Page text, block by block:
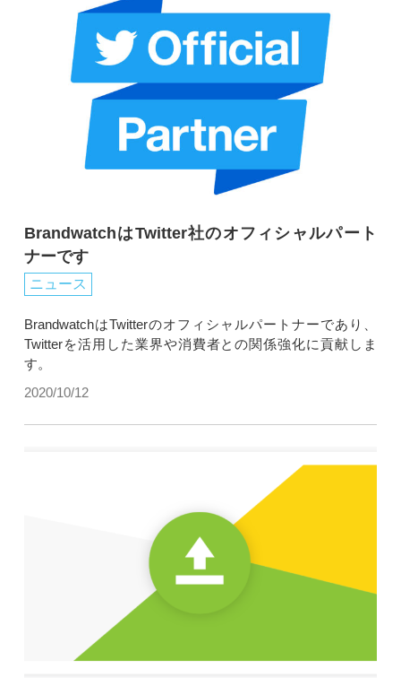
BrandwatchはTwitter社のオフィシャルパート
ナーです
ニュース
BrandwatchはTwitterのオフィシャルパートナーであり、
Twitterを活用した業界や消費者との関係強化に貢献しま
す。
2020/10/12